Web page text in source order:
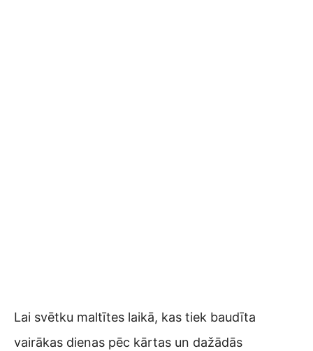
Lai svētku maltītes laikā, kas tiek baudīta
vairākas dienas pēc kārtas un dažādās